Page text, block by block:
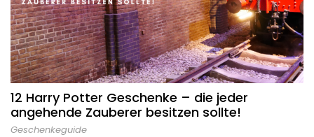
12 Harry Potter Geschenke – die jeder
angehende Zauberer besitzen sollte!
Geschenkeguide